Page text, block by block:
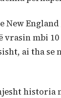
vrasin mbi
ai tha se
historia